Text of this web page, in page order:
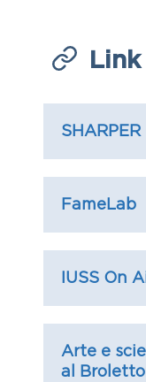
SHARPER
FameLab
IUSS On
Arte e
al Broletto